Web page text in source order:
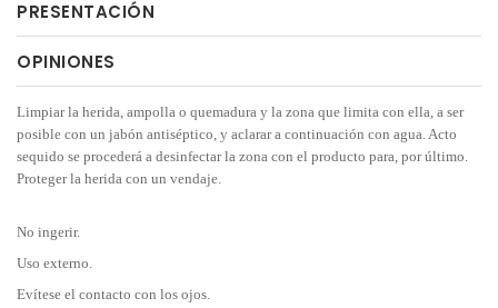
PRESENTACIÓN
OPINIONES
Limpiar la herida, ampolla o quemadura y la zona que limita con ella, a ser
posible con un jabón antiséptico, y aclarar a continuación con agua. Acto
sequido se procederá a desinfectar la zona con el producto para, por último.
Proteger la herida con un vendaje.
No ingerir.
Uso externo.
Evítese el contacto con los ojos.